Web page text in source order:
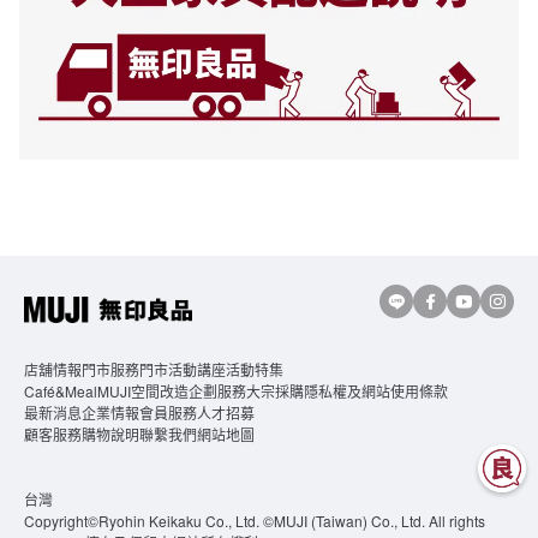
台灣
Copyright©Ryohin Keikaku Co., Ltd. ©MUJI (Taiwan) Co., Ltd. All rights
店舖情報門市服務門市活動講座活動特集
Café&MealMUJI空間改造企劃服務大宗採購隱私權及網站使用條款
最新消息企業情報會員服務人才招募
顧客服務購物說明聯繫我們網站地圖